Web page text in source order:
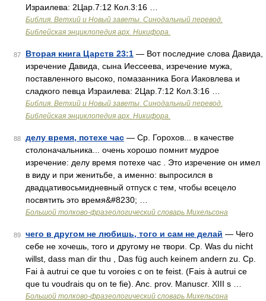
Израилева: 2Цар.7:12 Кол.3:16 …
Библия. Ветхий и Новый заветы. Синодальный перевод.
Библейская энциклопедия арх. Никифора.
87 Вторая книга Царств 23:1 — Вот последние слова Давида,
изречение Давида, сына Иессеева, изречение мужа,
поставленного высоко, помазанника Бога Иаковлева и
сладкого певца Израилева: 2Цар.7:12 Кол.3:16 …
Библия. Ветхий и Новый заветы. Синодальный перевод.
Библейская энциклопедия арх. Никифора.
88 делу время, потехе час — Ср. Горохов... в качестве
столоначальника... очень хорошо помнит мудрое
изречение: делу время потехе час . Это изречение он имел
в виду и при женитьбе, а именно: выпросился в
двадцативосьмидневный отпуск с тем, чтобы всецело
посвятить это время&#8230; …
Большой толково-фразеологический словарь Михельсона
89 чего в другом не любишь, того и сам не делай — Чего
себе не хочешь, того и другому не твори. Ср. Was du nicht
willst, dass man dir thu , Das füg auch keinem andern zu. Ср.
Fai à autrui ce que tu voroies c on te feist. (Fais à autrui ce
que tu voudrais qu on te fie). Anc. prov. Manuscr. XIII s …
Большой толково-фразеологический словарь Михельсона